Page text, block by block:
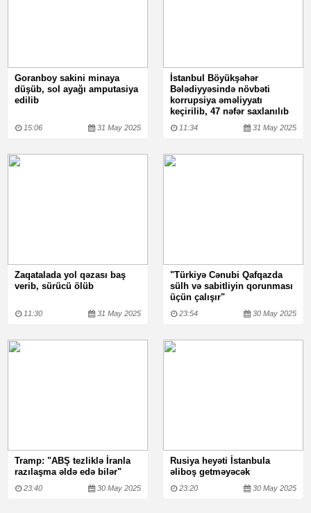
Goranboy sakini minaya
düşüb, sol ayağı amputasiya
edilib
15:06 31 May 2025
İstanbul Böyükşəhər
Bələdiyyəsində növbəti
korrupsiya əməliyyatı
keçirilib, 47 nəfər saxlanılıb
11:34 31 May 2025
Zaqatalada yol qəzası baş
verib, sürücü ölüb
11:30 31 May 2025
"Türkiyə Cənubi Qafqazda
sülh və sabitliyin qorunması
üçün çalışır"
23:54 30 May 2025
Tramp: "ABŞ tezliklə İranla
razılaşma əldə edə bilər"
23:40 30 May 2025
Rusiya heyəti İstanbula
əliboş getməyəcək
23:20 30 May 2025